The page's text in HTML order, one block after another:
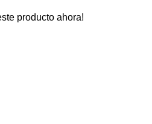
producto ahora!